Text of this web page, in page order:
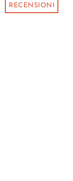
RECENSIONI